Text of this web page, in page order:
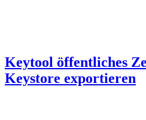
Keytool öffentliches
Keystore exportieren